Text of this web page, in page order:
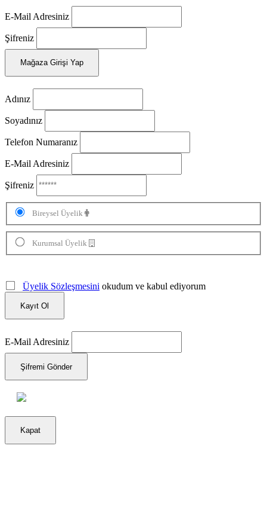
E-Mail Adresiniz
Şifreniz
Mağaza Girişi Yap
Adınız
Soyadınız
Telefon Numaranız
E-Mail Adresiniz
Şifreniz
Bireysel Üyelik
Kurumsal Üyelik
Üyelik Sözleşmesini okudum ve kabul ediyorum
Kayıt Ol
E-Mail Adresiniz
Şifremi Gönder
Kapat